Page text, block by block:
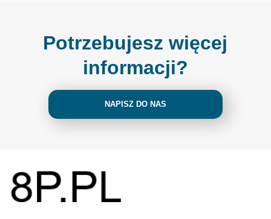
Potrzebujesz więcej
informacji?
NAPISZ DO NAS